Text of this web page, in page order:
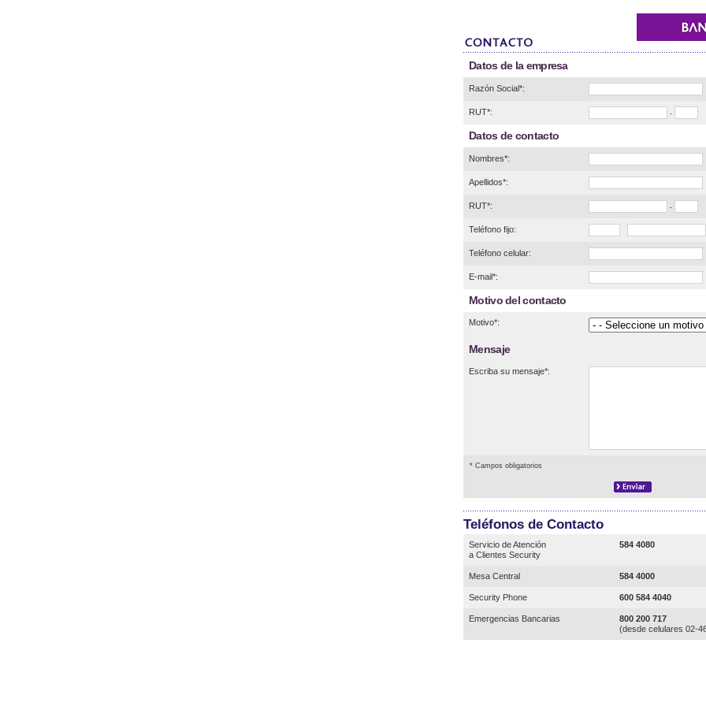
Datos de la empresa
Razón Social*:
RUT*: -
Datos de contacto
Nombres*:
Apellidos*:
RUT*: -
Teléfono fijo:
Teléfono celular:
E-mail*:
Motivo del contacto
Motivo*:
Mensaje
Escriba su mensaje*:
* Campos obligatorios
Teléfonos de Contacto
Servicio de Atención
a Clientes Security
584 4080
Mesa Central 584 4000
Security Phone 600 584 4040
Emergencias Bancarias
800 200 717
(desde celulares 02-